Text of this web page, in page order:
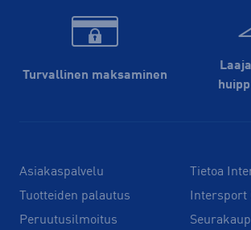
Turvallinen maksaminen
Asiakaspalvelu
Tuotteiden palautus
Peruutusilmoitus
Tietoa
Intersport